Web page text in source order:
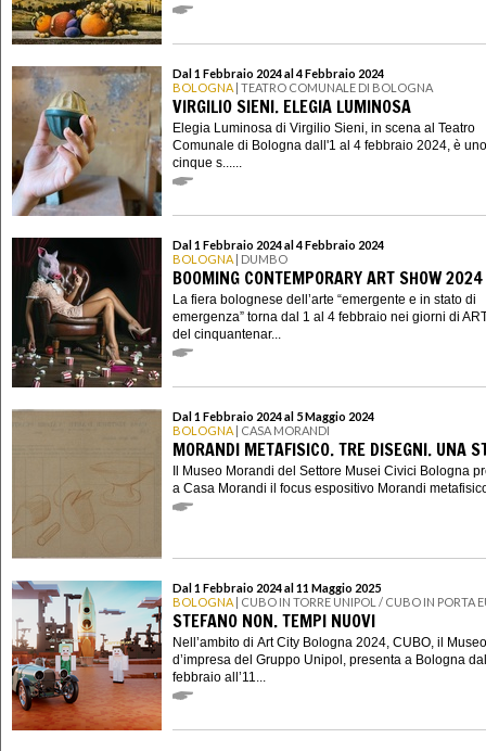
Dal 1 Febbraio 2024 al 4 Febbraio 2024
BOLOGNA | TEATRO COMUNALE DI BOLOGNA
VIRGILIO SIENI. ELEGIA LUMINOSA
Elegia Luminosa di Virgilio Sieni, in scena al Teatro
Comunale di Bologna dall'1 al 4 febbraio 2024, è
cinque s......
Dal 1 Febbraio 2024 al 4 Febbraio 2024
BOLOGNA | DUMBO
BOOMING CONTEMPORARY ART SHOW 2024
La fiera bolognese dell’arte “emergente e in stato di
emergenza” torna dal 1 al 4 febbraio nei giorni di
del cinquantenar...
Dal 1 Febbraio 2024 al 5 Maggio 2024
BOLOGNA | CASA MORANDI
MORANDI METAFISICO. TRE DISEGNI. UNA
Il Museo Morandi del Settore Musei Civici Bologna
a Casa Morandi il focus espositivo Morandi
Dal 1 Febbraio 2024 al 11 Maggio 2025
BOLOGNA | CUBO IN TORRE UNIPOL / CUBO IN PORTA
STEFANO NON. TEMPI NUOVI
Nell’ambito di Art City Bologna 2024, CUBO, il Museo
d’impresa del Gruppo Unipol, presenta a Bologna
febbraio all’11...